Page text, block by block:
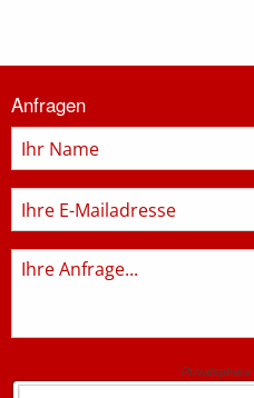
zur
Feuerwehr
Anfragen
Name
E-
Mail
Anfrage